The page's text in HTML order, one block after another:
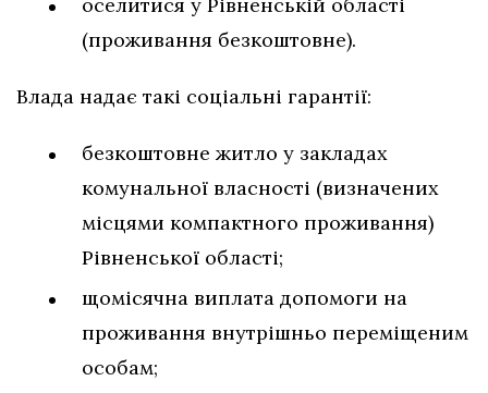
(проживання безкоштовне).
Влада надає такі соціальні гарантії:
безкоштовне житло у закладах
комунальної власності (визначених
місцями компактного проживання)
Рівненської області;
щомісячна виплата допомоги на
проживання внутрішньо переміщеним
особам;